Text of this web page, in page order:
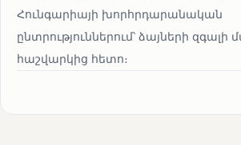
Հունգարիայի խորհրդարանական
ընտրություններում՝ ձայների զգալի
հաշվարկից հետո։